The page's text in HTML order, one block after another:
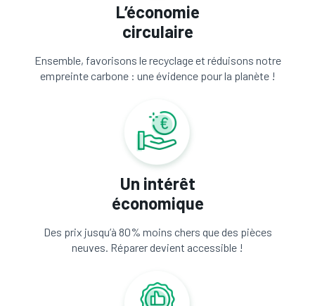
L’économie
circulaire
Ensemble, favorisons le recyclage et réduisons notre
empreinte carbone : une évidence pour la planète !
Un intérêt
économique
Des prix jusqu’à 80% moins chers que des pièces
neuves. Réparer devient accessible !